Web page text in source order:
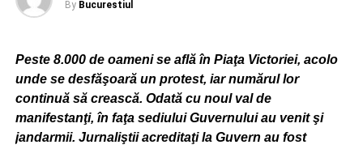
By Bucurestiul
Peste 8.000 de oameni se află în Piaţa Victoriei, acolo
unde se desfăşoară un protest, iar numărul lor
continuă să crească. Odată cu noul val de
manifestanţi, în faţa sediului Guvernului au venit şi
jandarmii. Jurnaliştii acreditaţi la Guvern au fost